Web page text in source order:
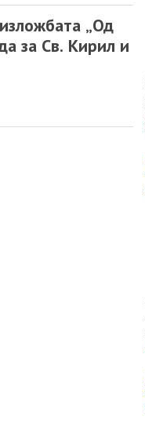
„Од
за Св. Кирил и